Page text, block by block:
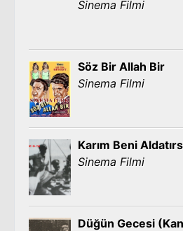
Sinema Filmi
Söz Bir Allah Bir
Sinema Filmi
Karım Beni
Sinema Filmi
Düğün Gecesi